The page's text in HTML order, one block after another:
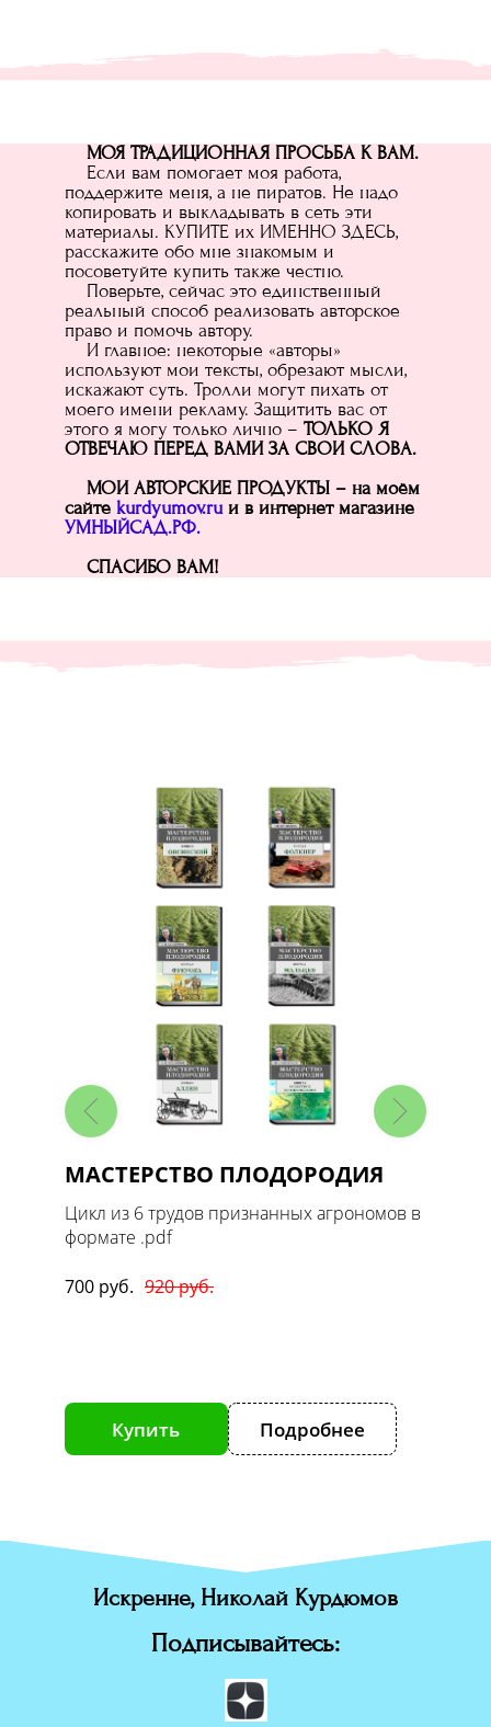
МОЯ ТРАДИЦИОННАЯ ПРОСЬБА К ВАМ.
Если вам помогает моя работа,
поддержите меня, а не пиратов. Не надо
копировать и выкладывать в сеть эти
материалы. КУПИТЕ их ИМЕННО ЗДЕСЬ,
расскажите обо мне знакомым и
посоветуйте купить также честно.
Поверьте, сейчас это единственный
реальный способ реализовать авторское
право и помочь автору.
И главное: некоторые «авторы»
используют мои тексты, обрезают мысли,
искажают суть. Тролли могут пихать от
моего имени рекламу. Защитить вас от
этого я могу только лично – ТОЛЬКО Я
ОТВЕЧАЮ ПЕРЕД ВАМИ ЗА СВОИ СЛОВА.
МОИ АВТОРСКИЕ ПРОДУКТЫ – на моём
сайте kurdyumov.ruи в интернет магазине
УМНЫЙСАД.РФ.
СПАСИБО ВАМ!
МАСТЕРСТВО ПЛОДОРОДИЯ
Цикл из 6 трудов признанных агрономов в
формате .pdf
700 руб. 920 руб.
Купить Подробнее
Искренне, Николай Курдюмов
Подписывайтесь: